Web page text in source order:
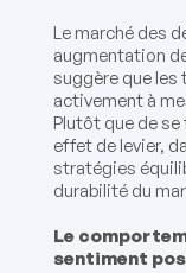
Le marché des
augmentation
suggère que les
activement à
Plutôt que de
effet de levier,
stratégies
durabilité du
Le
sentiment